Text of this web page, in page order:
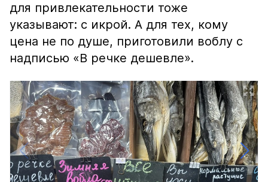
для привлекательности тоже
указывают: с икрой. А для тех, кому
цена не по душе, приготовили воблу с
надписью «В речке дешевле».